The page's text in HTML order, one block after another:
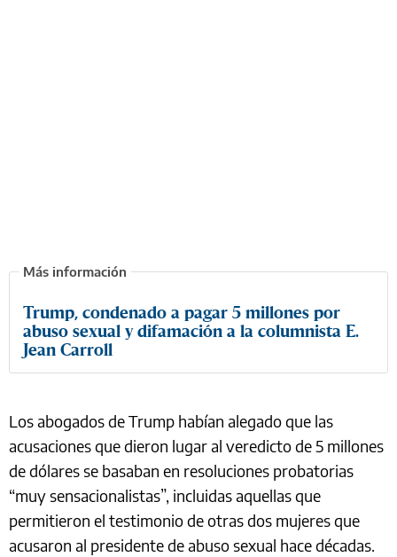
Trump, condenado a pagar 5 millones por
abuso sexual y difamación a la columnista E.
Jean Carroll
Los abogados de Trump habían alegado que las
acusaciones que dieron lugar al veredicto de 5 millones
de dólares se basaban en resoluciones probatorias
“muy sensacionalistas”, incluidas aquellas que
permitieron el testimonio de otras dos mujeres que
acusaron al presidente de abuso sexual hace décadas.